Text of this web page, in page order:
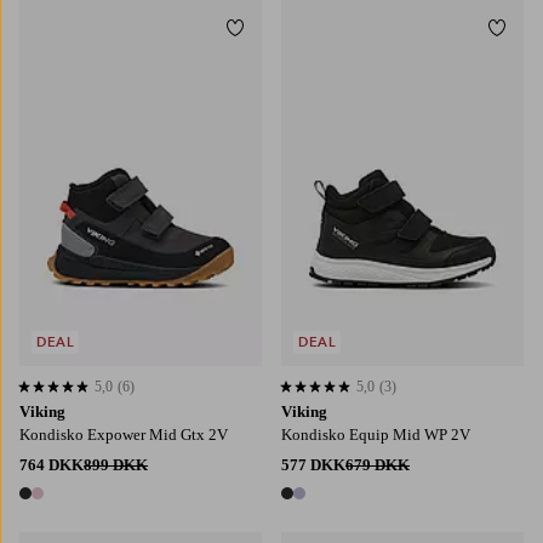
Viking
Kondisko Expower Mid Gtx 2V
764 DKK899 DKK
2 farver
5,0 baseret på 6 bedømmelser
5,0 (6)
DEAL
Tilføj til favoritter
Viking
Kondisko Equip Mid WP 2V
577 DKK679 DKK
2 farver
5,0 baseret på 3 bedømmelser
5,0 (3)
DEAL